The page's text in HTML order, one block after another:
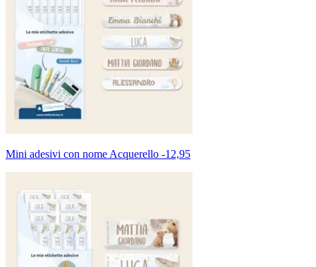
Mini adesivi con nome Acquerello -12,95